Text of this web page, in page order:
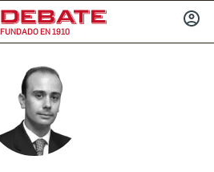
FUNDADO EN 1910